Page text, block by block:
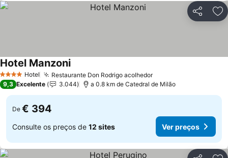
Partilhar
4 EstrelasHotel Restaurante Don Rodrigo acolhedorVer preços
Hotel ManzoniVer preços
9,3 Excelente 3.044 a 0.8 km de Catedral de Milão
De € 394
Consulte os preços de 12 sites Ver preços